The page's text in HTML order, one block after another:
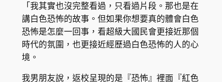
「我其實也沒完整看過，只看過片段。那也是在
講白色恐怖的故事。但如果你想要真的體會白色
恐怖是怎麼一回事，看超級大國民會更接近那個
時代的氛圍，也更接近經歷過白色恐怖的人的心
境。
我男朋友說，返校呈現的是『恐怖』裡面『紅色